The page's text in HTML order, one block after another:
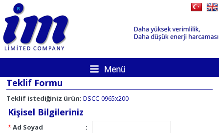
Teklif Formu
Teklif istediğiniz ürün: DSCC-0965x200
Kişisel Bilgileriniz
*Ad Soyad
: